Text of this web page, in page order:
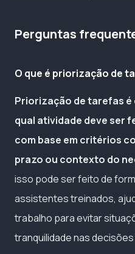
Perguntas
O que é priorização de
Priorização de tarefas
qual atividade deve ser
com base em critérios
prazo ou contexto do
isso pode ser feito de
assistentes treinados,
trabalho para evitar
tranquilidade nas decisões